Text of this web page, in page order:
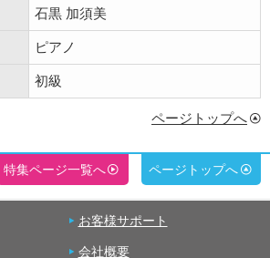
石黒 加須美
ピアノ
初級
ページトップへ
特集ページ一覧へ ページトップへ
お客様サポート
会社概要